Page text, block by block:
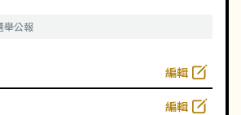
舉公報
編輯
編輯